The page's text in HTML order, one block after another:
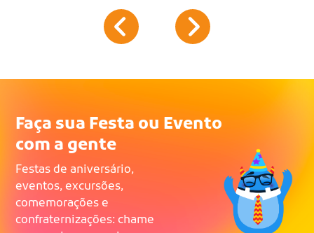
Faça sua Festa ou Evento
com a gente
Festas de aniversário,
eventos, excursões,
comemorações e
confraternizações: chame